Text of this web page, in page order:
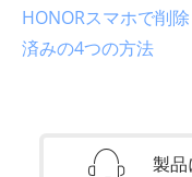
HONORスマホで削
済みの4つの方法
製品